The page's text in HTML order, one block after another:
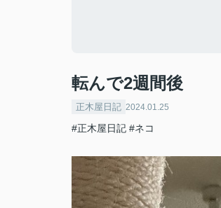
転んで2週間後
正木屋日記 2024.01.25
#正木屋日記 #ネコ